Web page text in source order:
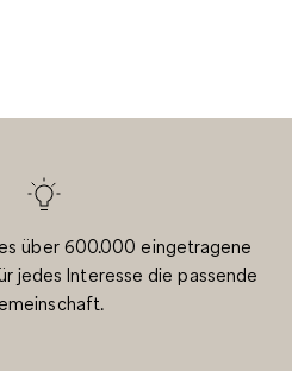
über 600.000 eingetragene
jedes Interesse die passende